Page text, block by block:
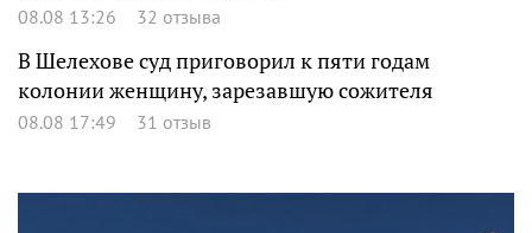
08.08 13:26 32 отзыва
В Шелехове суд приговорил к пяти годам
колонии женщину, зарезавшую сожителя
08.08 17:49 31 отзыв